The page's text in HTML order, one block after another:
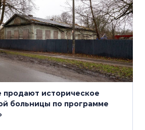
продают историческое
больницы по программе